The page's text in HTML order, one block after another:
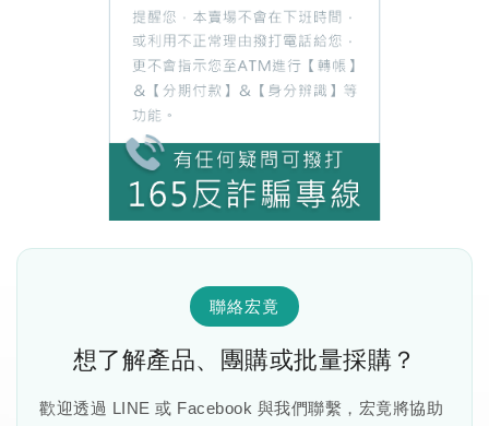
聯絡宏竟
想了解產品、團購或批量採購？
歡迎透過 LINE 或 Facebook 與我們聯繫，宏竟將協助